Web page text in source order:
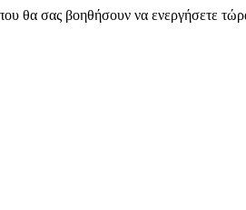
θα σας βοηθήσουν να ενεργήσετε